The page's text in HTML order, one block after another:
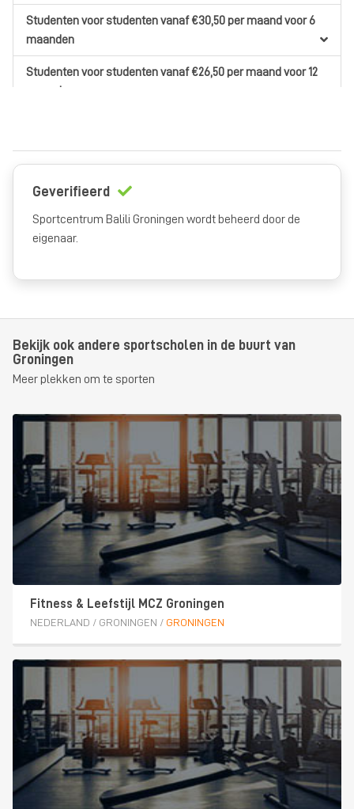
Studentenvoor studentenvanaf €30,50per maand voor 6
maanden
Studentenvoor studentenvanaf €26,50per maand voor 12
maanden
maand voor 12 maanden
1 keer per week fitness voor iedereen vanaf €23,50
per
maandvoor 18 maanden
Dalurenvoor iedereenvanaf €19,50per maandvoor 6
Geverifieerd
Sportcentrum Balili Groningen wordt beheerd door de
eigenaar.
Bekijk ook andere sportscholen in de buurt van
Groningen
Meer plekken om te sporten
Fitness & Leefstijl MCZ Groningen
NEDERLAND / GRONINGEN / GRONINGEN